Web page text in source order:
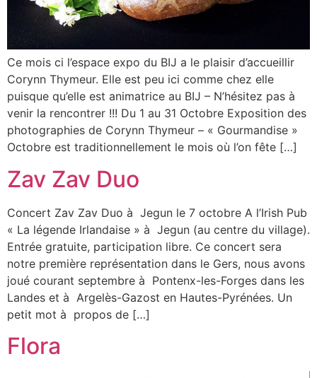
Ce mois ci l’espace expo du BIJ a le plaisir d’accueillir
Corynn Thymeur. Elle est peu ici comme chez elle
puisque qu’elle est animatrice au BIJ – N’hésitez pas à
venir la rencontrer !!! Du 1 au 31 Octobre Exposition des
photographies de Corynn Thymeur – « Gourmandise »
Octobre est traditionnellement le mois où l’on fête […]
Zav Zav Duo
Concert Zav Zav Duo à Jegun le 7 octobre A l’Irish Pub
« La légende Irlandaise » à Jegun (au centre du village).
Entrée gratuite, participation libre. Ce concert sera
notre première représentation dans le Gers, nous avons
joué courant septembre à Pontenx-les-Forges dans les
Landes et à Argelès-Gazost en Hautes-Pyrénées. Un
petit mot à propos de […]
Flora